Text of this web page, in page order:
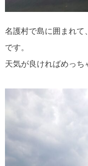
名護村で島に囲まれて
です。
天気が良ければめっち